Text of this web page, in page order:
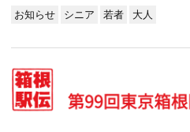
お知らせ シニア 若者 大人